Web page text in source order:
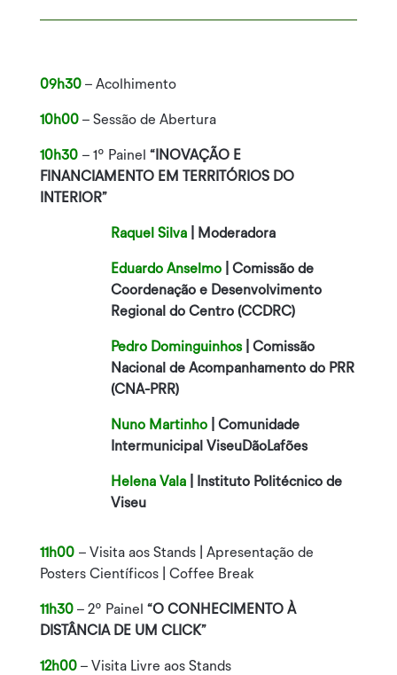
09h30– Acolhimento
10h00– Sessão de Abertura
10h30 – 1º Painel “INOVAÇÃO E
FINANCIAMENTO EM TERRITÓRIOS DO
INTERIOR”
Raquel Silva| Moderadora
Eduardo Anselmo| Comissão de
Coordenação e Desenvolvimento
Regional do Centro (CCDRC)
Pedro Dominguinhos| Comissão
Nacional de Acompanhamento do PRR
(CNA-PRR)
Nuno Martinho| Comunidade
Intermunicipal ViseuDãoLafões
Helena Vala| Instituto Politécnico de
Viseu
11h00 – Visita aos Stands | Apresentação de
Posters Científicos | Coffee Break
11h30– 2º Painel “O CONHECIMENTO À
DISTÂNCIA DE UM CLICK”
12h00– Visita Livre aos Stands